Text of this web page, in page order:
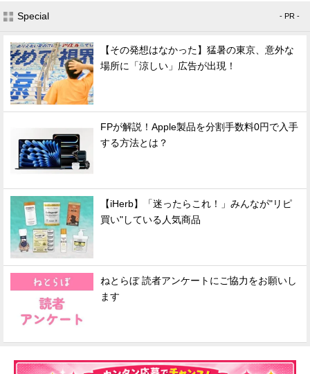
Special - PR -
【その発想はなかった】猛暑の東京、意外な
場所に「涼しい」広告が出現！
FPが解説！Apple製品を分割手数料0円で入手
する方法とは？
【iHerb】「迷ったらこれ！」みんなが"リピ
買い"している人気商品
ねとらぼ 読者アンケートにご協力をお願いし
ます